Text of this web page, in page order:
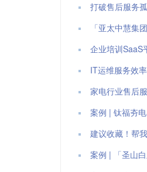
打破售后服务
「亚太中慧集
企业培训SaaS
IT运维服务效
家电行业售后
案例 | 钛福夯
建议收藏！帮
案例 | 「圣山